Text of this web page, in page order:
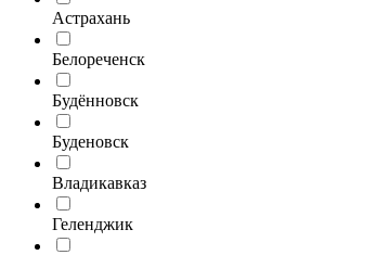
Астрахань
Белореченск
Будённовск
Буденовск
Владикавказ
Геленджик